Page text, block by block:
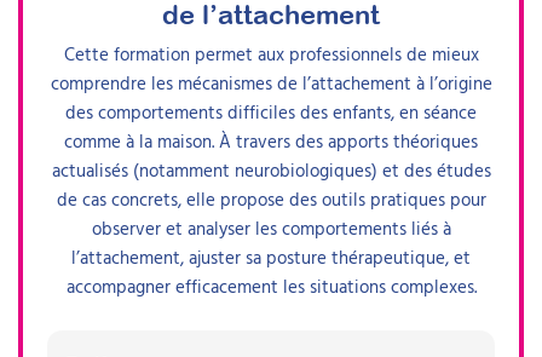
de l’attachement
Cette formation permet aux professionnels de mieux
comprendre les mécanismes de l’attachement à l’origine
des comportements difficiles des enfants, en séance
comme à la maison. À travers des apports théoriques
actualisés (notamment neurobiologiques) et des études
de cas concrets, elle propose des outils pratiques pour
observer et analyser les comportements liés à
l’attachement, ajuster sa posture thérapeutique, et
accompagner efficacement les situations complexes.